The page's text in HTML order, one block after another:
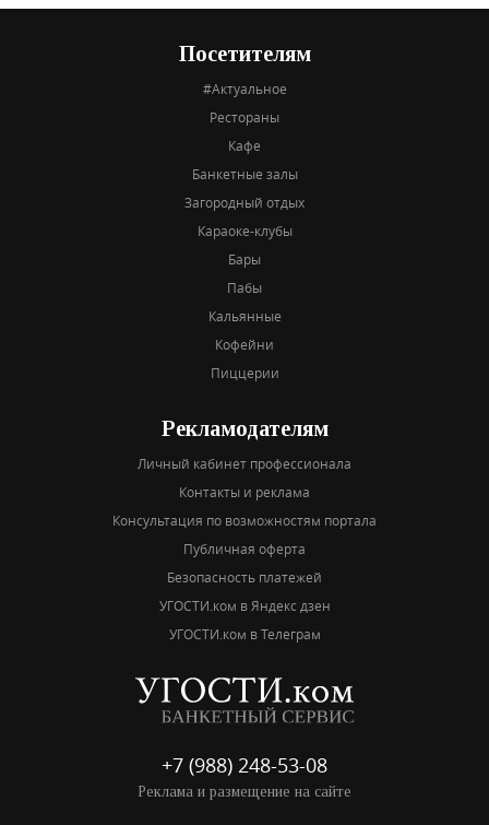
Посетителям
#Актуальное
Рестораны
Кафе
Банкетные залы
Загородный отдых
Караоке-клубы
Бары
Пабы
Кальянные
Кофейни
Пиццерии
Рекламодателям
Личный кабинет профессионала
Контакты и реклама
Консультация по возможностям портала
Публичная оферта
Безопасность платежей
УГОСТИ.ком в Яндекс дзен
УГОСТИ.ком в Телеграм
+7 (988) 248-53-08
Реклама и размещение на сайте